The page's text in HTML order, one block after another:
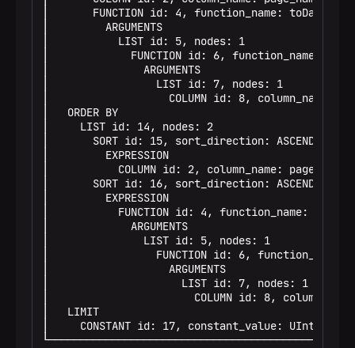
│       FUNCTION id: 4, function_name:
│         ARGUMENTS
│           LIST id: 5, nodes: 1
│             FUNCTION id: 6, function_name:
│               ARGUMENTS
│                 LIST id: 7, nodes: 1
│                   COLUMN id: 8,
│   ORDER BY
│     LIST id: 14, nodes: 2
│       SORT id: 15, sort_direction:
│         EXPRESSION
│           COLUMN id: 2, column_name:
│       SORT id: 16, sort_direction:
│         EXPRESSION
│           FUNCTION id: 4, function_name:
│             ARGUMENTS
│               LIST id: 5, nodes: 1
│                 FUNCTION id: 6, function_name:
│                   ARGUMENTS
│                     LIST id: 7, nodes:
│                       COLUMN id: 8,
│   LIMIT
│     CONSTANT id: 17, constant_value: